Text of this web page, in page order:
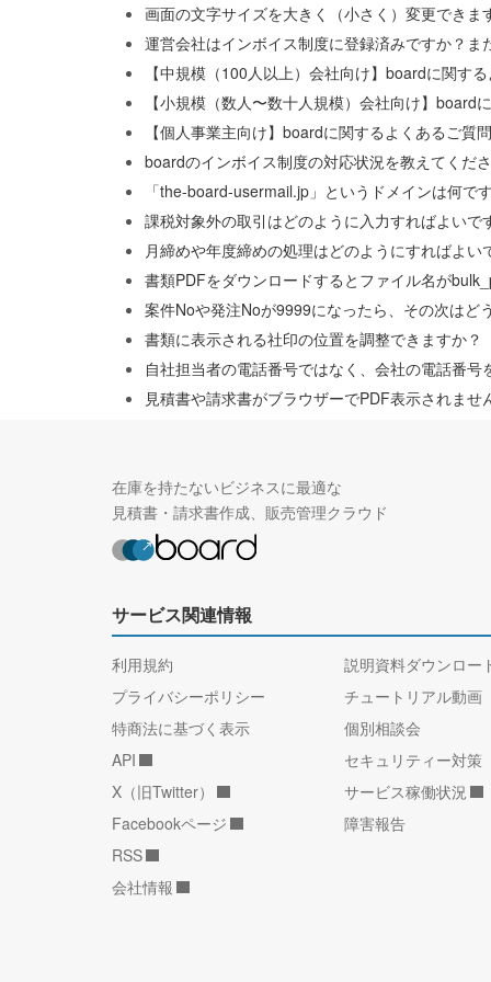
画面の文字サイズを大きく（小さく）変更できま
運営会社はインボイス制度に登録済みですか？
【中規模（100人以上）会社向け】boardに関す
【小規模（数人〜数十人規模）会社向け】board
【個人事業主向け】boardに関するよくあるご質問
boardのインボイス制度の対応状況を教えてくだ
「the-board-usermail.jp」というドメインは何で
課税対象外の取引はどのように入力すればよいで
月締めや年度締めの処理はどのようにすればよい
書類PDFをダウンロードするとファイル名が
案件Noや発注Noが9999になったら、その次は
書類に表示される社印の位置を調整できますか？
自社担当者の電話番号ではなく、会社の電話番
見積書や請求書がブラウザーでPDF表示されませ
在庫を持たないビジネスに最適な
見積書・請求書作成、販売管理クラウド
サービス関連情報
利用規約
プライバシーポリシー
特商法に基づく表示
API
X（旧Twitter）
Facebookページ
RSS
会社情報
説明資料ダウンロー
チュートリアル動画
個別相談会
セキュリティー対策
サービス稼働状況
障害報告